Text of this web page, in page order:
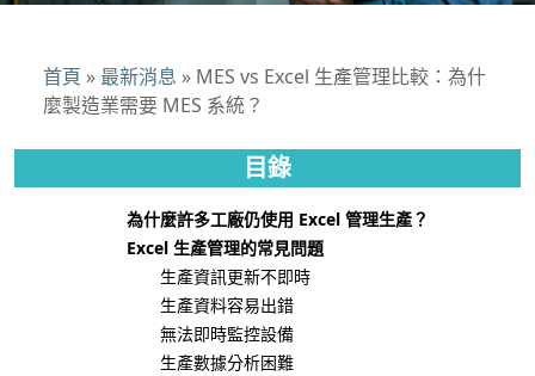
首頁 » 最新消息 » MES vs Excel 生產管理比較：為什
麼製造業需要 MES 系統？
目錄
為什麼許多工廠仍使用 Excel 管理生產？
Excel 生產管理的常見問題
生產資訊更新不即時
生產資料容易出錯
無法即時監控設備
生產數據分析困難